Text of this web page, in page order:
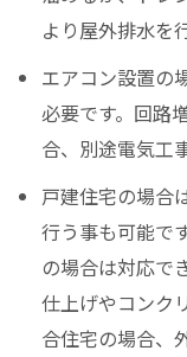
より屋外排水を
エアコン設置の
必要です。回路
合、別途電気工
戸建住宅の場合
行う事も可能で
の場合は対応で
仕上げやコンク
合住宅の場合、